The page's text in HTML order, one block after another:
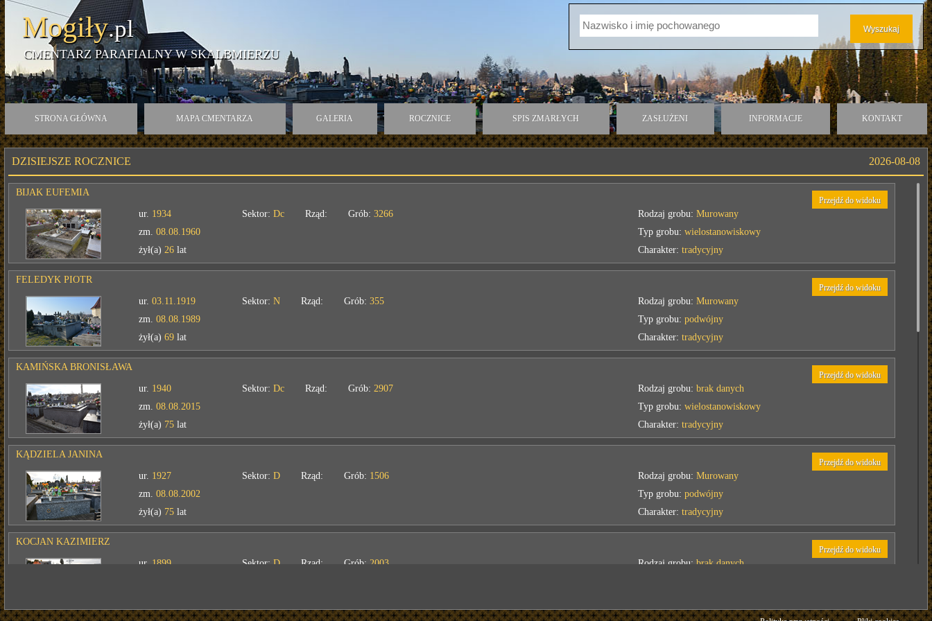
Mogiły.pl
CMENTARZ PARAFIALNY W SKALBMIERZU
STRONA GŁÓWNA MAPA CMENTARZA GALERIA ROCZNICE SPIS ZMARŁYCH ZASŁUŻENI INFORMACJE KONTAKT
DZISIEJSZE ROCZNICE 2026-08-08
BIJAK EUFEMIA
Przejdź do widoku
ur. 1934
zm. 08.08.1960
żył(a) 26lat
Sektor: Dc Rząd: Grób: 3266 Rodzaj grobu:Murowany
Typ grobu:wielostanowiskowy
Charakter:tradycyjny
FELEDYK PIOTR
Przejdź do widoku
ur. 03.11.1919
zm. 08.08.1989
żył(a) 69lat
Sektor: N Rząd: Grób: 355 Rodzaj grobu:Murowany
Typ grobu:podwójny
Charakter:tradycyjny
KAMIŃSKA BRONISŁAWA
Przejdź do widoku
ur. 1940
zm. 08.08.2015
żył(a) 75lat
Sektor: Dc Rząd: Grób: 2907 Rodzaj grobu:brak danych
Typ grobu:wielostanowiskowy
Charakter:tradycyjny
KĄDZIELA JANINA
Przejdź do widoku
ur. 1927
zm. 08.08.2002
żył(a) 75lat
Sektor: D Rząd: Grób: 1506 Rodzaj grobu:Murowany
Typ grobu:podwójny
Charakter:tradycyjny
KOCJAN KAZIMIERZ
Przejdź do widoku
ur. 1899
Sektor: D Rząd: Grób: 2003 Rodzaj grobu:brak danych